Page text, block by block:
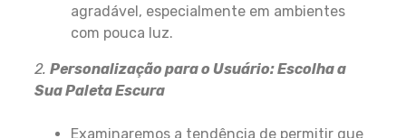
agradável, especialmente em ambientes
com pouca luz.
2. Personalização para o Usuário: Escolha a
Sua Paleta Escura
Examinaremos a tendência de permitir que